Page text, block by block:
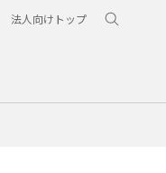
法人向けトップ